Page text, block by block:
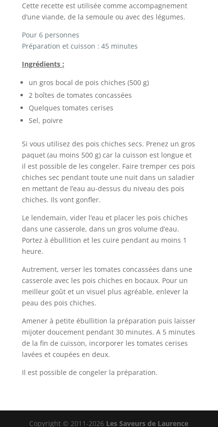
Cette recette est utilisée comme accompagnement
d’une viande, de la semoule ou avec des légumes.
Pour 6 personnes
Préparation et cuisson : 45 minutes
Ingrédients :
un gros bocal de pois chiches (500 g)
2 boîtes de tomates concassées
Quelques tomates cerises
Sel, poivre
Si vous utilisez des pois chiches secs. Prenez un gros
paquet (au moins 500 g) car la cuisson est longue et
il est possible de les congeler. Faire tremper ces pois
chiches sec pendant toute une nuit dans un saladier
en mettant de l’eau au-dessus du niveau des pois
chiches. Ils vont gonfler.
Le lendemain, vider l’eau et placer les pois chiches
dans une casserole, dans un gros volume d’eau.
Portez à ébullition et les cuire pendant au moins 1
heure.
Autrement, verser les tomates concassées dans une
casserole avec les pois chiches en bocaux. Pour un
meilleur goût et un visuel plus agréable, enlever la
peau des pois chiches.
Amener à petite ébullition la préparation puis laisser
mijoter doucement pendant 30 minutes. A 5 minutes
de la fin de cuisson, incorporer les tomates cerises
lavées et coupées en deux.
Il est possible de congeler la préparation.
Copyright © 2011-2026 Les Saveurs de Laurence